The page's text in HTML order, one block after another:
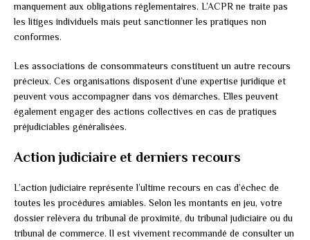
manquement aux obligations réglementaires. L’ACPR ne traite pas
les litiges individuels mais peut sanctionner les pratiques non
conformes.
Les associations de consommateurs constituent un autre recours
précieux. Ces organisations disposent d’une expertise juridique et
peuvent vous accompagner dans vos démarches. Elles peuvent
également engager des actions collectives en cas de pratiques
préjudiciables généralisées.
Action judiciaire et derniers recours
L’action judiciaire représente l’ultime recours en cas d’échec de
toutes les procédures amiables. Selon les montants en jeu, votre
dossier relèvera du tribunal de proximité, du tribunal judiciaire ou du
tribunal de commerce. Il est vivement recommandé de consulter un